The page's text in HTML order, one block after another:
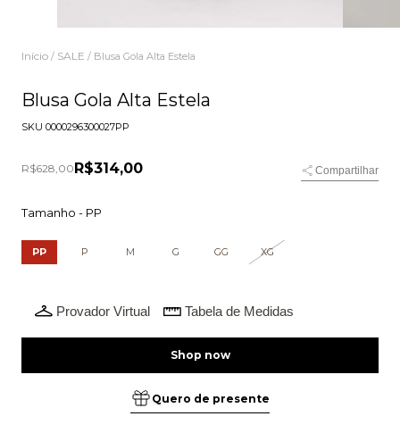
Início / SALE / Blusa Gola Alta Estela
Blusa Gola Alta Estela
SKU 0000296300027PP
R$628,00 R$314,00 Compartilhar
Tamanho - PP
PP P M G GG XG
Provador Virtual Tabela de Medidas
Quero de presente